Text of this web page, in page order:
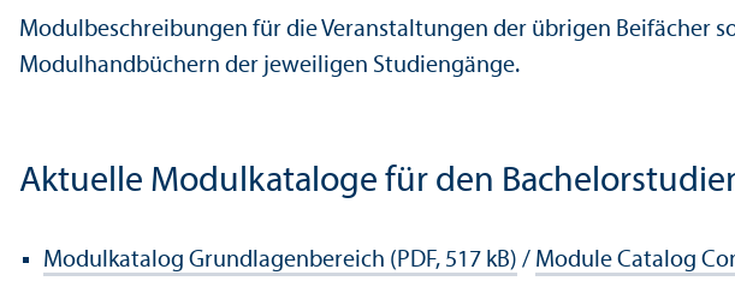
Modulbeschreibungen für die Veranstaltungen der übrigen Beifächer
Modulhandbüchern der jeweiligen Studien­gänge.
Aktuelle Modulkataloge für den
Modulkatalog Grundlagen­bereich (PDF, 517 kB) / Module Catalog